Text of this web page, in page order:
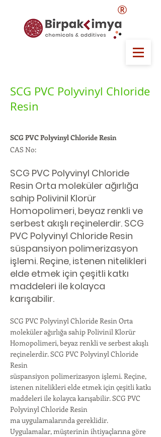
®
SCG PVC Polyvinyl Chloride
Resin
SCG PVC Polyvinyl Chloride Resin
CAS No:
SCG PVC Polyvinyl Chloride
Resin Orta moleküler ağırlığa
sahip Polivinil Klorür
Homopolimeri, beyaz renkli ve
serbest akışlı reçinelerdir. SCG
PVC Polyvinyl Chloride Resin
süspansiyon polimerizasyon
işlemi. Reçine, istenen nitelikleri
elde etmek için çeşitli katkı
maddeleri ile kolayca
karışabilir.
SCG PVC Polyvinyl Chloride Resin Orta
moleküler ağırlığa sahip Polivinil Klorür
Homopolimeri, beyaz renkli ve serbest akışlı
reçinelerdir. SCG PVC Polyvinyl Chloride
Resin
süspansiyon polimerizasyon işlemi. Reçine,
istenen nitelikleri elde etmek için çeşitli katkı
maddeleri ile kolayca karışabilir. SCG PVC
Polyvinyl Chloride Resin
ma uygulamalarında gereklidir.
Uygulamalar, müşterinin ihtiyaçlarına göre